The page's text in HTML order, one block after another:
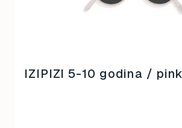
IZIPIZI 5-10 godina /